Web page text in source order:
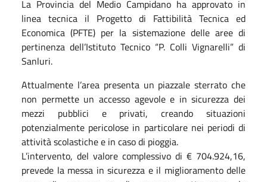
La Provincia del Medio Campidano ha approvato in
linea tecnica il Progetto di Fattibilità Tecnica ed
Economica (PFTE) per la sistemazione delle aree di
pertinenza dell’Istituto Tecnico “P. Colli Vignarelli” di
Sanluri.
Attualmente l’area presenta un piazzale sterrato che
non permette un accesso agevole e in sicurezza dei
mezzi pubblici e privati, creando situazioni
potenzialmente pericolose in particolare nei periodi di
attività scolastiche e in caso di pioggia.
L’intervento, del valore complessivo di € 704.924,16,
prevede la messa in sicurezza e il miglioramento delle